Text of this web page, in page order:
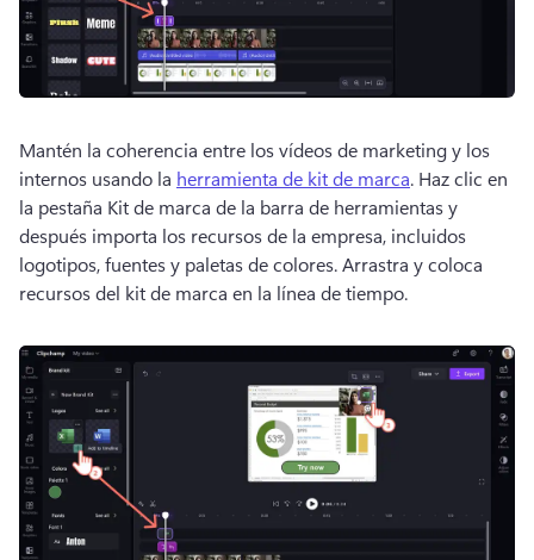
Mantén la coherencia entre los vídeos de marketing y los
internos usando la herramienta de kit de marca. Haz clic en
la pestaña Kit de marca de la barra de herramientas y
después importa los recursos de la empresa, incluidos
logotipos, fuentes y paletas de colores. Arrastra y coloca
recursos del kit de marca en la línea de tiempo.